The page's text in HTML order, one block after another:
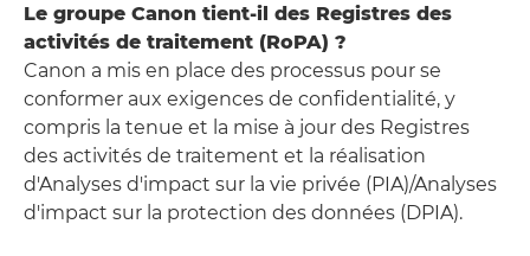
Le groupe Canon tient-il des Registres des
activités de traitement (RoPA) ?
Canon a mis en place des processus pour se
conformer aux exigences de confidentialité, y
compris la tenue et la mise à jour des Registres
des activités de traitement et la réalisation
d'Analyses d'impact sur la vie privée (PIA)/Analyses
d'impact sur la protection des données (DPIA).